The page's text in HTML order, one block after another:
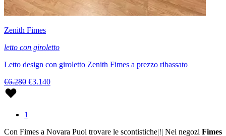
Zenith Fimes
letto con giroletto
Letto design con giroletto Zenith Fimes a prezzo ribassato
€6.280 €3.140
1
Con Fimes a Novara Puoi trovare le scontistiche|!| Nei negozi Fimes